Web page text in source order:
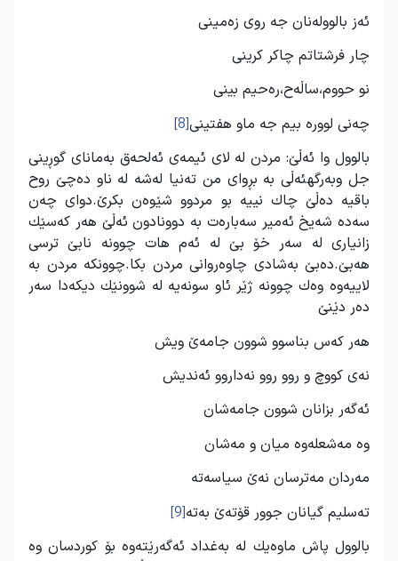
ئه‌ز بالووله‌نان جه روی زه‌مینی
چار فرشتاتم چاكر كرینی
نو حووم،ساڵه‌ح،ره‌حیم بینی
چه‌نی لووره‌ بیم جه ماو هفتینی[8]
بالوول وا ئه‌ڵێ: مردن له لای ئیمه‌ی ئه‌لحه‌ق به‌مانای گوڕینی
جل وبه‌رگهئه‌ڵی به‌ بڕوای من ته‌نیا له‌شه‌ له‌ ناو ده‌چێ روح
باقیه‌ ده‌ڵێ چاك نییه‌ بو مردوو شێوه‌ن بكرێ.دوای چه‌ن
سه‌ده‌ شه‌یخ ئه‌میر سه‌باره‌ت به‌ دوونادون ئه‌ڵێ هه‌ر كه‌سێك
زانیاری له سه‌ر خۆ بێ له ئه‌م هات چوونه‌ نابێ ترسی
هه‌بێ.ده‌بێ به‌شادی چاوه‌روانی مردن بكا.چوونكه مردن به‌
لاییه‌وه وه‌ك چوونه‌ ژێر ئاو سونه‌یه‌ له‌ شوونێك دیكه‌دا سه‌ر
ده‌ر دێنێ
هه‌ر كه‌س بناسوو شوون جامه‌ێ ویش
نه‌ی كووچ و روو روو نه‌داروو ئه‌ندیش
ئه‌گه‌ر بزانان شوون جامه‌شان
وه مه‌شعله‌وه میان و مه‌شان
مه‌ردان مه‌ترسان نه‌ێ سیاسه‌ته‌
ته‌سلیم گیانان جوور قۆته‌ێ به‌ته[9]
بالوول پاش ماوه‌یك له به‌غداد ئه‌گه‌رێته‌وه بۆ كوردسان وه